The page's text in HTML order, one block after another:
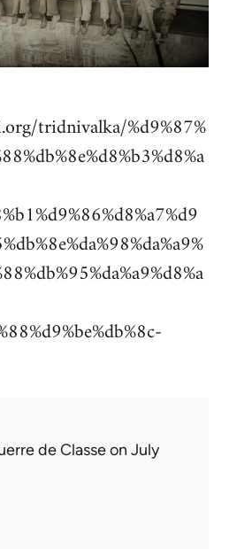
tridnivalka/%d9%87%
de Classeon July